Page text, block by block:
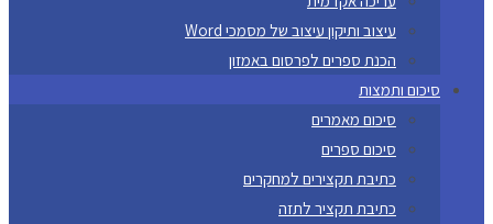
עיצוב ותיקון עיצוב של מסמכי Word
הכנת ספרים לפרסום באמזון
סיכום ותמצות
סיכום מאמרים
סיכום ספרים
כתיבת תקצירים למחקרים
כתיבת תקציר לתזה